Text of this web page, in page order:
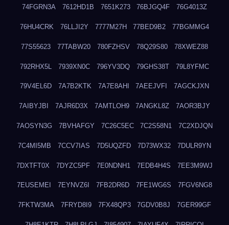
74FGRN3A 7612HD1B 7651K273 76BJGQ4F 76G4013Z
76HU4CRK 76LLJI2Y 7777M27H 77BED9B2 77BGMMG4
77S55623 77TABW20 780FZHSV 78Q29S80 78XWEZ88
792RHX5L 7939XN0C 796YV3DQ 79GHS38T 79L8YFMC
79V4EL6D 7A7B2KTK 7A7E8AHI 7AEEJVFI 7AGCKJXN
7AIBYJBI 7AJR6D3X 7AMTLOH9 7ANGKL8Z 7AOR3BJY
7AOSYN3G 7BVHAFGY 7C26C5EC 7C2S58N1 7C2XDJQN
7C4MI5MB 7CCV7IAS 7D5UQZFD 7D73WX32 7DULR9YN
7DXTFT0X 7DYZC5PF 7E0NDNH1 7EDB4H4S 7EE3M9WJ
7EUSEMEI 7EYNVZ6I 7FB2DR6D 7FE1WG6S 7FGV6NG8
7FKTW3MA 7FRYD8I9 7FX48QP3 7GDV0B8J 7GER99GF